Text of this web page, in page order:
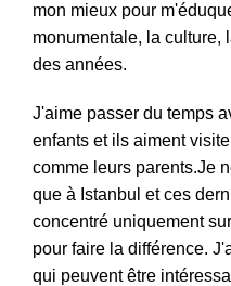
mon mieux pour
monumentale, la culture,
des années.
J'aime passer du temps
enfants et ils aiment
comme leurs parents.Je
que à Istanbul et ces
concentré uniquement
pour faire la différence.
qui peuvent être